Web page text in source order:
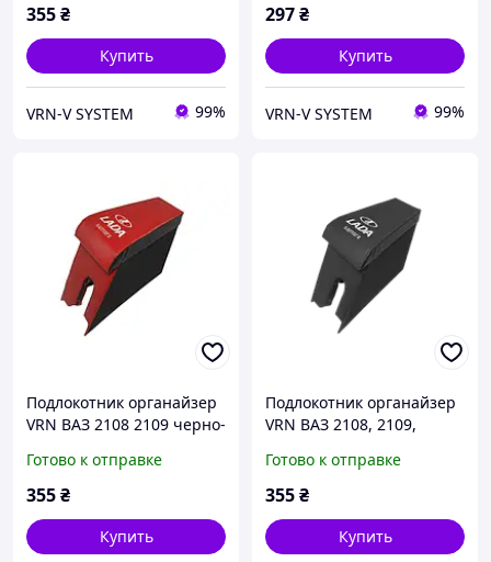
355₴
Купить
VRN-V SYSTEM 99%
297₴
Купить
VRN-V SYSTEM 99%
Подлокотник органайзер
VRN ВАЗ 2108 2109 черно-
"LADA Samara" (48375)
Готово к отправке
355₴
Купить
Подлокотник органайзер
VRN ВАЗ 2108, 2109,
"LADA Samara" (48373)
Готово к отправке
355₴
Купить